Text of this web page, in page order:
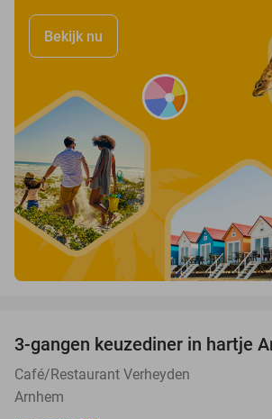
Bekijk nu
3-gangen keuzediner in hartje
Café/Restaurant Verheyden
Arnhem